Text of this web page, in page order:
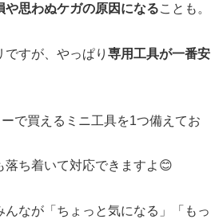
や思わぬケガの原因になることも。
すが、やっぱり 専用工具が一番安
で買えるミニ工具を1つ備えてお
落ち着いて対応できますよ😊
なが「ちょっと気になる」「もっ